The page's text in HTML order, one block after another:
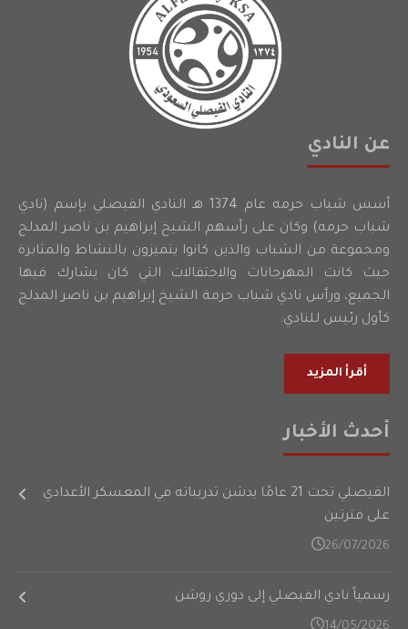
عن النادي
أسس شباب حرمه عام 1374 هـ النادي الفيصلي بإسم (نادي
شباب حرمه) وكان على رأسهم الشيخ إبراهيم بن ناصر المدلج
ومجموعة من الشباب والذين كانوا يتميزون بالنشاط والمثابرة
حيث كانت المهرجانات والاحتفالات التي كان يشارك فيها
الجميع، ورأس نادي شباب حرمة الشيخ إبراهيم بن ناصر المدلج
كأول رئيس للنادي.
أقرأ المزيد
أحدث الأخبار
الفيصلي تحت 21 عامًا يدشن تدريباته في المعسكر الأعدادي
على فترتين
26/07/2026
رسمياً نادي الفيصلي إلى دوري روشن